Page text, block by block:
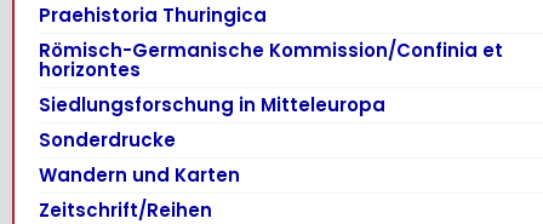
Praehistoria Thuringica
Römisch-Germanische Kommission/Confinia et
horizontes
Siedlungsforschung in Mitteleuropa
Sonderdrucke
Wandern und Karten
Zeitschrift/Reihen